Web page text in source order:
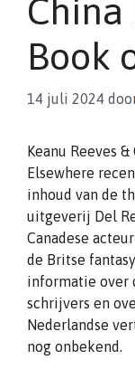
China
Book
14 juli 2024
Keanu Reeves
Elsewhere
inhoud van de
uitgeverij Del
Canadese
de Britse
informatie over
schrijvers en
Nederlandse
nog onbekend.